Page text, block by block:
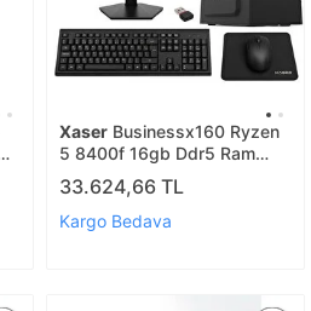
Xaser Businessx160 Ryzen
5 8400f 16gb Ddr5 Ram
256gb Ssd Gt610 Ekran
Kartı 27" Monitör Ofis
Bilgisayarı
33.624,66 TL
Kargo Bedava